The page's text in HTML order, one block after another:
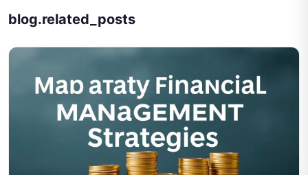
blog.related_posts